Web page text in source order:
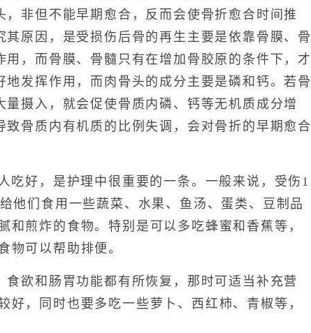
，非但不能早期愈合，反而会使骨折愈合时间推
其原因，是受损伤后骨的再生主要是依靠骨膜、骨
用，而骨膜、骨髓只有在增加骨胶原的条件下，才
地发挥作用，而肉骨头的成分主要是磷和钙。若骨
量摄入，就会促使骨质内磷、钙等无机质成分增
致骨质内有机质的比例失调，会对骨折的早期愈合
好，是护理中很重要的一条。一般来说，受伤1
他们食用一些蔬菜、水果、鱼汤、蛋类、豆制品
煎炸的食物。特别是可以多吃蜂蜜和香蕉等，
物可以帮助排便。
欲和肠胃功能都有所恢复，那时可适当补充营
，同时也要多吃一些萝卜、西红柿、青椒等，